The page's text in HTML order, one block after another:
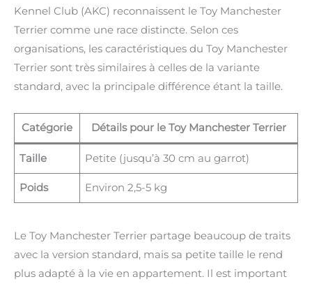
Kennel Club (AKC) reconnaissent le Toy Manchester
Terrier comme une race distincte. Selon ces
organisations, les caractéristiques du Toy Manchester
Terrier sont très similaires à celles de la variante
standard, avec la principale différence étant la taille.
Catégorie Détails pour le Toy Manchester Terrier
Taille Petite (jusqu’à 30 cm au garrot)
Poids Environ 2,5-5 kg
Le Toy Manchester Terrier partage beaucoup de traits
avec la version standard, mais sa petite taille le rend
plus adapté à la vie en appartement. Il est important